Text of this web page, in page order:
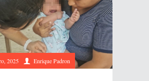
2025 Enrique Padron